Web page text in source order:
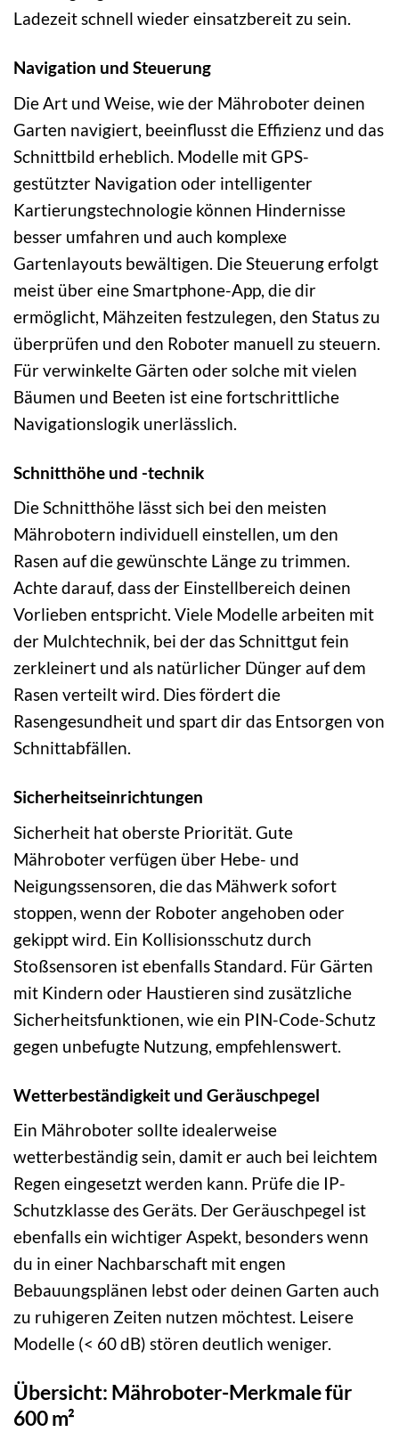
Ladezeit schnell wieder einsatzbereit zu sein.
Navigation und Steuerung
Die Art und Weise, wie der Mähroboter deinen
Garten navigiert, beeinflusst die Effizienz und das
Schnittbild erheblich. Modelle mit GPS-
gestützter Navigation oder intelligenter
Kartierungstechnologie können Hindernisse
besser umfahren und auch komplexe
Gartenlayouts bewältigen. Die Steuerung erfolgt
meist über eine Smartphone-App, die dir
ermöglicht, Mähzeiten festzulegen, den Status zu
überprüfen und den Roboter manuell zu steuern.
Für verwinkelte Gärten oder solche mit vielen
Bäumen und Beeten ist eine fortschrittliche
Navigationslogik unerlässlich.
Schnitthöhe und -technik
Die Schnitthöhe lässt sich bei den meisten
Mährobotern individuell einstellen, um den
Rasen auf die gewünschte Länge zu trimmen.
Achte darauf, dass der Einstellbereich deinen
Vorlieben entspricht. Viele Modelle arbeiten mit
der Mulchtechnik, bei der das Schnittgut fein
zerkleinert und als natürlicher Dünger auf dem
Rasen verteilt wird. Dies fördert die
Rasengesundheit und spart dir das Entsorgen von
Schnittabfällen.
Sicherheitseinrichtungen
Sicherheit hat oberste Priorität. Gute
Mähroboter verfügen über Hebe- und
Neigungssensoren, die das Mähwerk sofort
stoppen, wenn der Roboter angehoben oder
gekippt wird. Ein Kollisionsschutz durch
Stoßsensoren ist ebenfalls Standard. Für Gärten
mit Kindern oder Haustieren sind zusätzliche
Sicherheitsfunktionen, wie ein PIN-Code-Schutz
gegen unbefugte Nutzung, empfehlenswert.
Wetterbeständigkeit und Geräuschpegel
Ein Mähroboter sollte idealerweise
wetterbeständig sein, damit er auch bei leichtem
Regen eingesetzt werden kann. Prüfe die IP-
Schutzklasse des Geräts. Der Geräuschpegel ist
ebenfalls ein wichtiger Aspekt, besonders wenn
du in einer Nachbarschaft mit engen
Bebauungsplänen lebst oder deinen Garten auch
zu ruhigeren Zeiten nutzen möchtest. Leisere
Modelle (< 60 dB) stören deutlich weniger.
Übersicht: Mähroboter-Merkmale für
600 m²